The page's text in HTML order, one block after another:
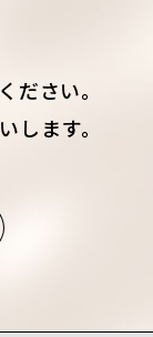
ださい。
します。